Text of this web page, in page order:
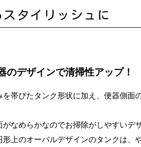
タイリッシュに
のデザインで清掃性アップ！
を帯びたタンク形状に加え、便器側面
がなめらかなのでお掃除がしやすいデ
形上のオーバルデザインのタンクは、